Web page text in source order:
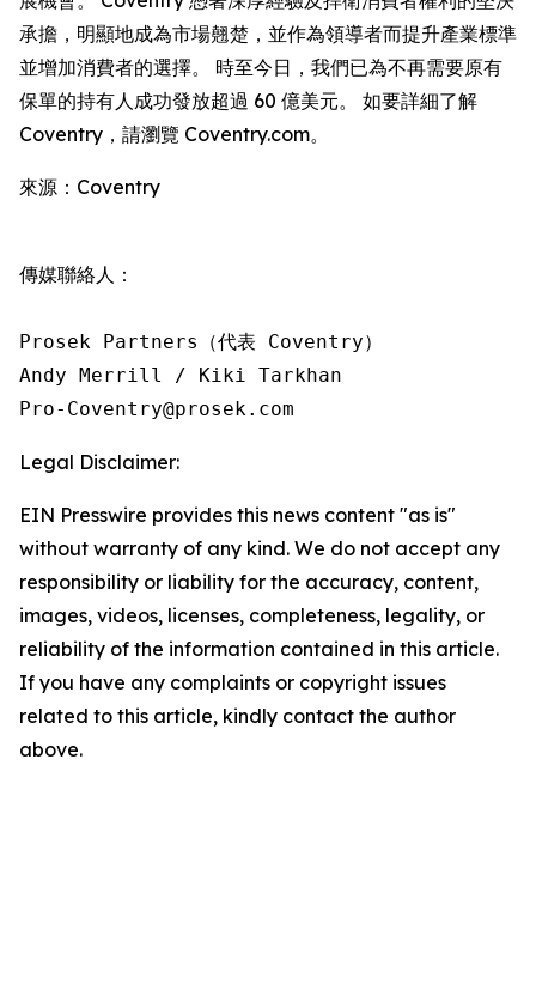
承擔，明顯地成為市場翹楚，並作為領導者而提升產業標準
並增加消費者的選擇。 時至今日，我們已為不再需要原有
保單的持有人成功發放超過 60 億美元。 如要詳細了解
Coventry，請瀏覽 Coventry.com。
來源：Coventry
傳媒聯絡人：
Prosek Partners（代表 Coventry）
Andy Merrill / Kiki Tarkhan
Pro-Coventry@prosek.com
Legal Disclaimer:
EIN Presswire provides this news content "as is"
without warranty of any kind. We do not accept any
responsibility or liability for the accuracy, content,
images, videos, licenses, completeness, legality, or
reliability of the information contained in this article.
If you have any complaints or copyright issues
related to this article, kindly contact the author
above.